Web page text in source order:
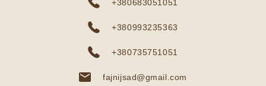
+380683051051
+380993235363
+380735751051
fajnijsad@gmail.com